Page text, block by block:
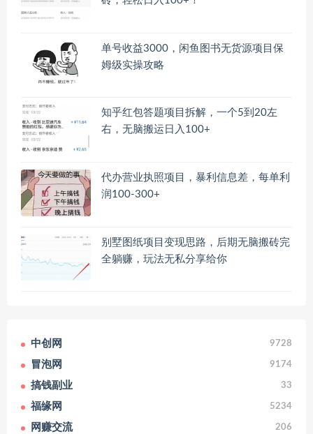
单号收益3000，闲鱼图书无货源项目保
姆级实操攻略
知乎红包答题项目拆解，一个5到20左
右，无脑搬运日入100+
代办营业执照项目，暴利信息差，每单利
润100-300+
别墅图纸项目变现思路，后期无脑搬砖完
全躺赚，玩法无私分享给你
中创网 9728
冒泡网 9174
搞钱副业 33
福缘网 5234
网赚交流 206